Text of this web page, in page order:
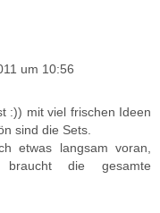
um 10:56
:)) mit viel frischen Ideen
sind die Sets.
etwas langsam voran,
die gesamte